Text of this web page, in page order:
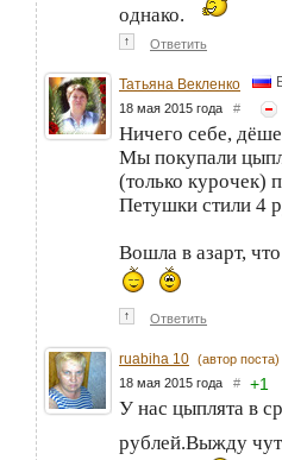
однако.
↑ Ответить
Татьяна Векленко
18 мая 2015 года #
Ничего себе,
Мы покупали
(только курочек)
Петушки стили 4
Вошла в азарт,
↑ Ответить
ruabiha 10 (автор поста)
18 мая 2015 года # +1
У нас цыплята в
рублей.Выжду